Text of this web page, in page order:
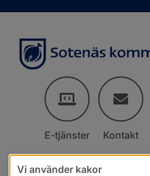
E-tjänster Kontakt
Vi använder kakor